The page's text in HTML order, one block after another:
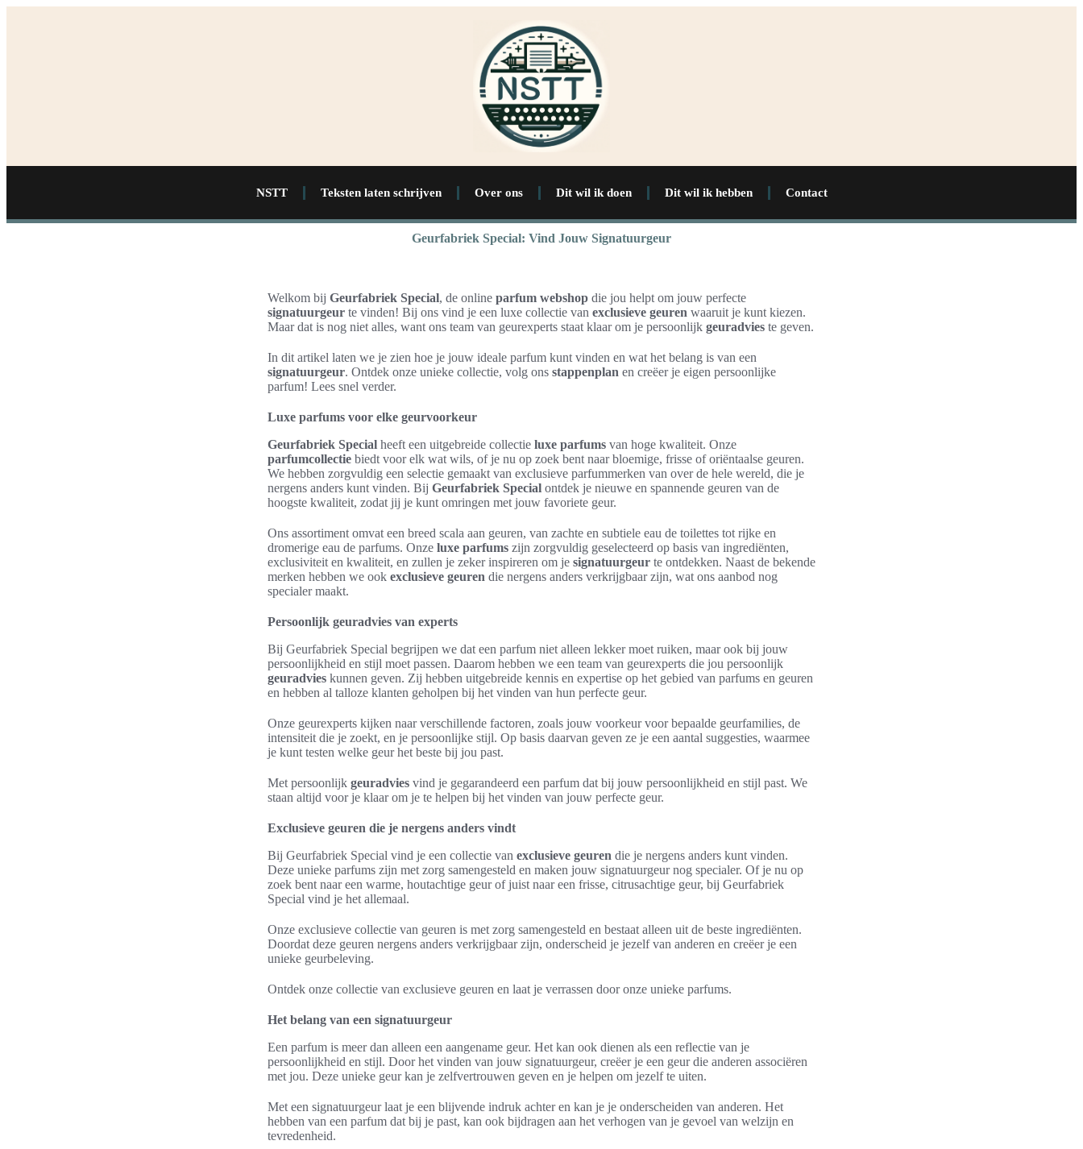
NSTT Teksten laten schrijven Over ons Dit wil ik doen Dit wil ik hebben Contact
Geurfabriek Special: Vind Jouw Signatuurgeur
Welkom bij Geurfabriek Special, de online parfum webshop die jou helpt om jouw perfecte
signatuurgeur te vinden! Bij ons vind je een luxe collectie van exclusieve geuren waaruit je kunt kiezen.
Maar dat is nog niet alles, want ons team van geurexperts staat klaar om je persoonlijk geuradvies te geven.
In dit artikel laten we je zien hoe je jouw ideale parfum kunt vinden en wat het belang is van een
signatuurgeur. Ontdek onze unieke collectie, volg ons stappenplan en creëer je eigen persoonlijke
parfum! Lees snel verder.
Luxe parfums voor elke geurvoorkeur
Geurfabriek Special heeft een uitgebreide collectie luxe parfums van hoge kwaliteit. Onze
parfumcollectie biedt voor elk wat wils, of je nu op zoek bent naar bloemige, frisse of oriëntaalse geuren.
We hebben zorgvuldig een selectie gemaakt van exclusieve parfummerken van over de hele wereld, die je
nergens anders kunt vinden. Bij Geurfabriek Special ontdek je nieuwe en spannende geuren van de
hoogste kwaliteit, zodat jij je kunt omringen met jouw favoriete geur.
Ons assortiment omvat een breed scala aan geuren, van zachte en subtiele eau de toilettes tot rijke en
dromerige eau de parfums. Onze luxe parfums zijn zorgvuldig geselecteerd op basis van ingrediënten,
exclusiviteit en kwaliteit, en zullen je zeker inspireren om je signatuurgeur te ontdekken. Naast de bekende
merken hebben we ook exclusieve geuren die nergens anders verkrijgbaar zijn, wat ons aanbod nog
specialer maakt.
Persoonlijk geuradvies van experts
Bij Geurfabriek Special begrijpen we dat een parfum niet alleen lekker moet ruiken, maar ook bij jouw
persoonlijkheid en stijl moet passen. Daarom hebben we een team van geurexperts die jou persoonlijk
geuradvies kunnen geven. Zij hebben uitgebreide kennis en expertise op het gebied van parfums en geuren
en hebben al talloze klanten geholpen bij het vinden van hun perfecte geur.
Onze geurexperts kijken naar verschillende factoren, zoals jouw voorkeur voor bepaalde geurfamilies, de
intensiteit die je zoekt, en je persoonlijke stijl. Op basis daarvan geven ze je een aantal suggesties, waarmee
je kunt testen welke geur het beste bij jou past.
Met persoonlijk geuradvies vind je gegarandeerd een parfum dat bij jouw persoonlijkheid en stijl past. We
staan altijd voor je klaar om je te helpen bij het vinden van jouw perfecte geur.
Exclusieve geuren die je nergens anders vindt
Bij Geurfabriek Special vind je een collectie van exclusieve geuren die je nergens anders kunt vinden.
Deze unieke parfums zijn met zorg samengesteld en maken jouw signatuurgeur nog specialer. Of je nu op
zoek bent naar een warme, houtachtige geur of juist naar een frisse, citrusachtige geur, bij Geurfabriek
Special vind je het allemaal.
Onze exclusieve collectie van geuren is met zorg samengesteld en bestaat alleen uit de beste ingrediënten.
Doordat deze geuren nergens anders verkrijgbaar zijn, onderscheid je jezelf van anderen en creëer je een
unieke geurbeleving.
Ontdek onze collectie van exclusieve geuren en laat je verrassen door onze unieke parfums.
Het belang van een signatuurgeur
Een parfum is meer dan alleen een aangename geur. Het kan ook dienen als een reflectie van je
persoonlijkheid en stijl. Door het vinden van jouw signatuurgeur, creëer je een geur die anderen associëren
met jou. Deze unieke geur kan je zelfvertrouwen geven en je helpen om jezelf te uiten.
Met een signatuurgeur laat je een blijvende indruk achter en kan je je onderscheiden van anderen. Het
hebben van een parfum dat bij je past, kan ook bijdragen aan het verhogen van je gevoel van welzijn en
tevredenheid.